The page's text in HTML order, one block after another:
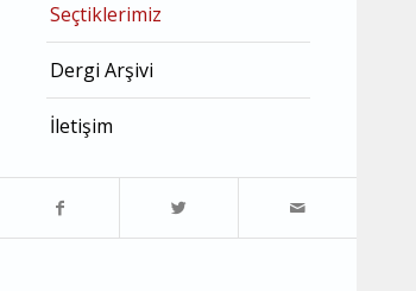
Seçtiklerimiz
Dergi Arşivi
İletişim